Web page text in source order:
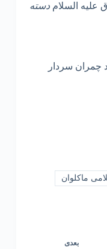
علیه السلام دسته
سردار
ماکلوان
بعدی